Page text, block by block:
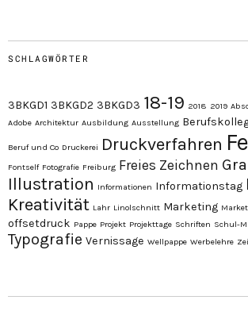
SCHLAGWÖRTER
3BKGD1 3BKGD2 3BKGD3 18-19 2018 2019
Adobe Architektur Ausbildung Ausstellung
Beruf und Co Druckerei Druckverfahren
Fontself Fotografie Freiburg Freies Zeichnen
Illustration Informationen Informationstag
Kreativität Lahr Linolschnitt Marketing
offsetdruck Pappe Projekt Projekttage Schriften Schul-
Typografie Vernissage Wellpappe Werbelehre